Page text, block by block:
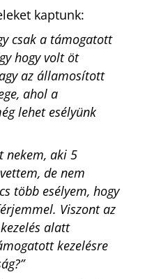
kaptunk:
csak a támogatott
hogy volt öt
az államosított
ahol a
lehet esélyünk
nekem, aki 5
de nem
több esélyem, hogy
Viszont az
alatt
kezelésre